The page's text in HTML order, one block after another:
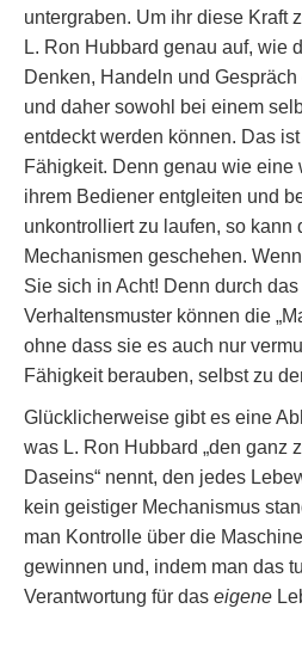
untergraben. Um ihr diese Kraft
L. Ron Hubbard genau auf, wie
Denken, Handeln und
und daher sowohl bei einem
entdeckt werden können. Das
Fähigkeit. Denn genau wie eine
ihrem Bediener entgleiten und
unkontrolliert zu laufen, so kann
Mechanismen geschehen.
Sie sich in Acht! Denn durch
Verhaltensmuster können die
ohne dass sie es auch nur
Fähigkeit berauben, selbst zu
Glücklicherweise gibt es eine
was L. Ron Hubbard „den ganz
Daseins“ nennt, den jedes
kein geistiger Mechanismus
man Kontrolle über die
gewinnen und, indem man das
Verantwortung für das eigene